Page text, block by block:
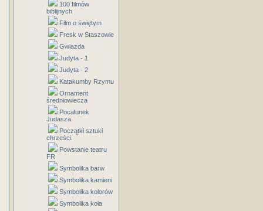
100 filmów
biblijnych
Film o świętym
Fresk w Staszowie
Gwiazda
Judyta - 1
Judyta - 2
Katakumby Rzymu
Ornament
średniowiecza
Pocałunek
Judasza
Początki sztuki
chrześci.
Powstanie teatru
FR
Symbolika barw
Symbolika kamieni
Symbolika kolorów
Symbolika koła